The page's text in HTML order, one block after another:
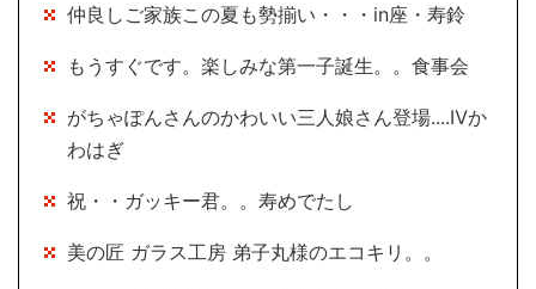
仲良しご家族この夏も勢揃い・・・in座・寿鈴
もうすぐです。楽しみな第一子誕生。。食事会
がちゃぽんさんのかわいい三人娘さん登場....Ⅳか
わはぎ
祝・・ガッキー君。。寿めでたし
美の匠 ガラス工房 弟子丸様のエコキリ。。